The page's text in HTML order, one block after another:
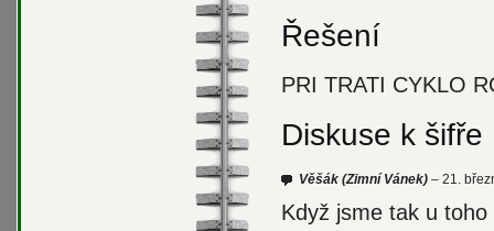
Řešení
PRI TRATI CYKLO
Diskuse k šifře
Věšák (Zimní Vánek) 21.
Když jsme tak u